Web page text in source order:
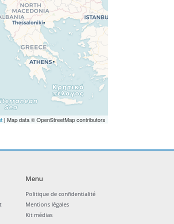
| Map data © OpenStreetMap contributors
Menu
Politique de confidentialité
Mentions légales
Kit médias